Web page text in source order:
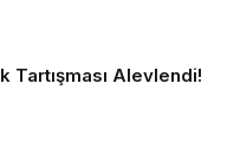
Tartışması Alevlendi!